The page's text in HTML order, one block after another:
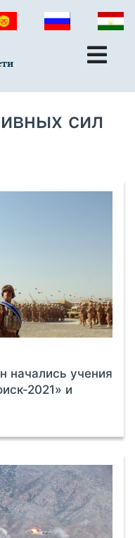
сил
начались учения
2021» и